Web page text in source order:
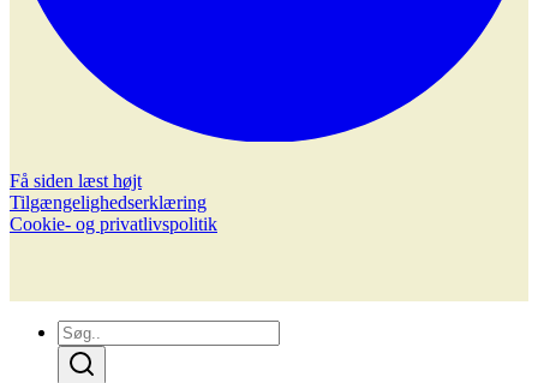
Få siden læst højt
Tilgængelighedserklæring
Cookie- og privatlivspolitik